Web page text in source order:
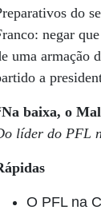
do
negar
uma armação
a
baixa, o
líder do PFL
O PFL na